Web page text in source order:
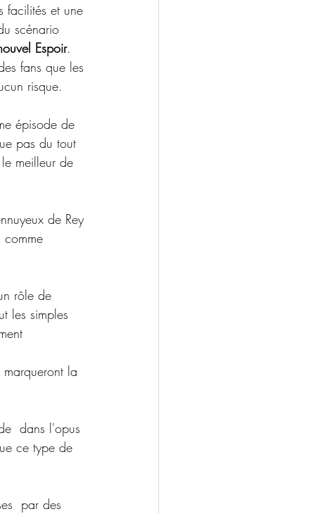
facilités et une
scénario
Espoir.
fans que les
risque.
épisode de
pas du tout
meilleur de
de Rey
comme
rôle de
les simples
la
dans l'opus
ce type de
par des